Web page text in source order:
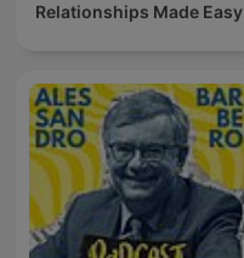
Relationships Made Easy